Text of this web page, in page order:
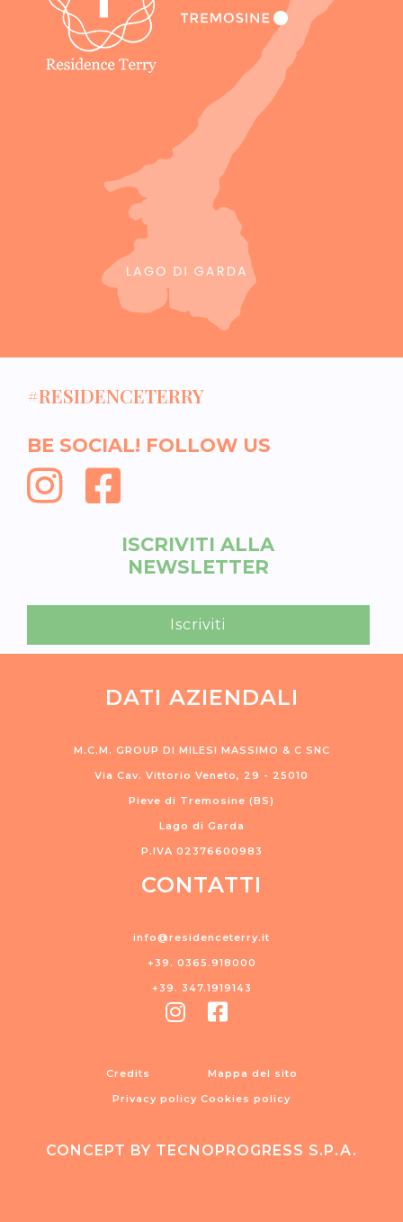
#RESIDENCETERRY
BE SOCIAL! FOLLOW US
ISCRIVITI ALLA
NEWSLETTER
Iscriviti
DATI AZIENDALI
M.C.M. GROUP DI MILESI MASSIMO & C SNC
Via Cav. Vittorio Veneto, 29 - 25010
Pieve di Tremosine (BS)
Lago di Garda
P.IVA 02376600983
CONTATTI
info@residenceterry.it
+39. 0365.918000
+39. 347.1919143
Credits
Mappa del sito
Privacy policy Cookies policy
CONCEPT BY TECNOPROGRESS S.P.A.